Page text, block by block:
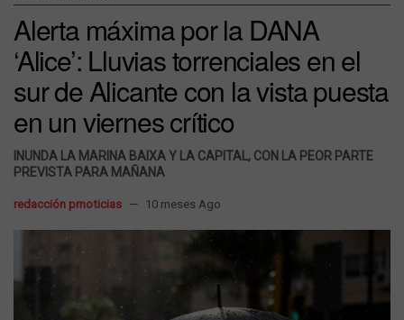
Alerta máxima por la DANA
‘Alice’: Lluvias torrenciales en el
sur de Alicante con la vista puesta
en un viernes crítico
INUNDA LA MARINA BAIXA Y LA CAPITAL, CON LA PEOR PARTE
PREVISTA PARA MAÑANA
redacción prnoticias 10 meses Ago